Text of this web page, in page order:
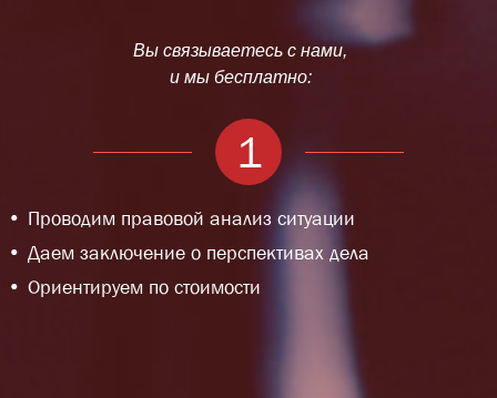
Вы связываетесь с нами,
и мы бесплатно:
1
Проводим правовой анализ ситуации
Даем заключение о перспективах дела
Ориентируем по стоимости